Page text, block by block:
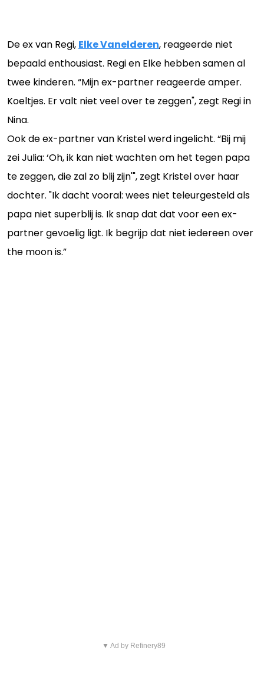
De ex van Regi, Elke Vanelderen, reageerde niet
bepaald enthousiast. Regi en Elke hebben samen al
twee kinderen. “Mijn ex-partner reageerde amper.
Koeltjes. Er valt niet veel over te zeggen", zegt Regi in
Nina.
Ook de ex-partner van Kristel werd ingelicht. “Bij mij
zei Julia: ‘Oh, ik kan niet wachten om het tegen papa
te zeggen, die zal zo blij zijn'", zegt Kristel over haar
dochter. "Ik dacht vooral: wees niet teleurgesteld als
papa niet superblij is. Ik snap dat dat voor een ex-
partner gevoelig ligt. Ik begrijp dat niet iedereen over
the moon is.”
▼ Ad by Refinery89